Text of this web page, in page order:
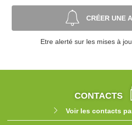
CRÉER UNE
Etre alerté sur les mises à
CONTACTS
Voir les contacts